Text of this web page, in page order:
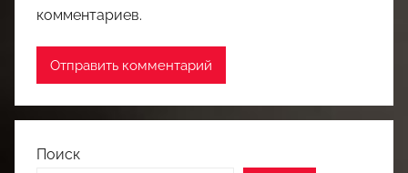
комментариев.
Поиск